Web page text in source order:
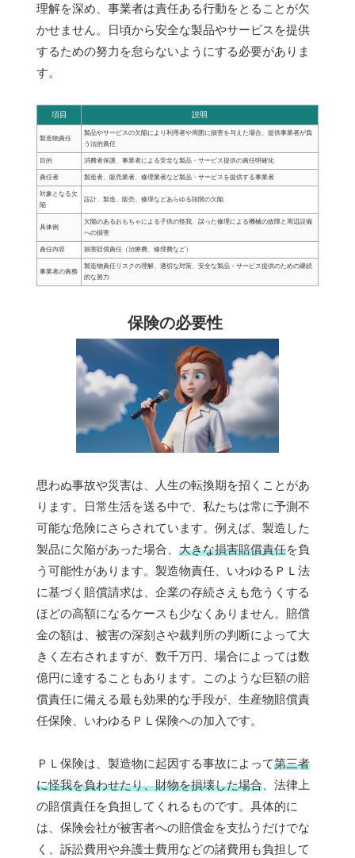
理解を深め、事業者は責任ある行動をとることが欠
かせません。日頃から安全な製品やサービスを提供
するための努力を怠らないようにする必要がありま
す。
項目 説明
製造物責任
製品やサービスの欠陥により利用者や周囲に損害を与えた場合、提供事業者が負
う法的責任
目的 消費者保護、事業者による安全な製品・サービス提供の責任明確化
責任者 製造者、販売業者、修理業者など製品・サービスを提供する事業者
対象となる欠
陥
設計、製造、販売、修理などあらゆる段階の欠陥
具体例
欠陥のあるおもちゃによる子供の怪我、誤った修理による機械の故障と周辺設備
への損害
責任内容 損害賠償責任（治療費、修理費など）
事業者の責務
製造物責任リスクの理解、適切な対策、安全な製品・サービス提供のための継続
的な努力
保険の必要性
思わぬ事故や災害は、人生の転換期を招くことがあ
ります。日常生活を送る中で、私たちは常に予測不
可能な危険にさらされています。例えば、製造した
製品に欠陥があった場合、 大きな損害賠償責任を負
う可能性があります。製造物責任、いわゆるＰＬ法
に基づく賠償請求は、企業の存続さえも危うくする
ほどの高額になるケースも少なくありません。賠償
金の額は、被害の深刻さや裁判所の判断によって大
きく左右されますが、数千万円、場合によっては数
億円に達することもあります。このような巨額の賠
償責任に備える最も効果的な手段が、生産物賠償責
任保険、いわゆるＰＬ保険への加入です。
ＰＬ保険は、製造物に起因する事故によって第三者
に怪我を負わせたり、財物を損壊した場合 、法律上
の賠償責任を負担してくれるものです。具体的に
は、保険会社が被害者への賠償金を支払うだけでな
く、訴訟費用や弁護士費用などの諸費用も負担して